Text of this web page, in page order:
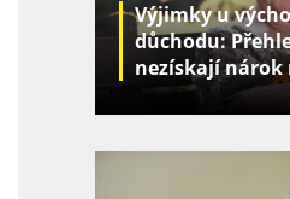
Výjimky u
důchodu:
nezískají nárok
za děti